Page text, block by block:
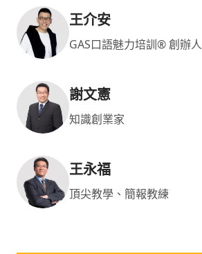
王介安
GAS口語魅力培訓® 創辦人
謝文憲
知識創業家
王永福
頂尖教學、簡報教練